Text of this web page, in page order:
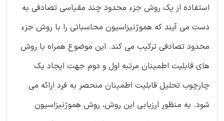
استفاده از یک روش جزء محدود چند مقیاسی تصادفی به
دست می آیند که هموژنیزاسیون محاسباتی را با روش جزء
محدود تصادفی ترکیب می کند. این موضوع همراه با روش
های قابلیت اطمینان مرتبه اول و دوم جهت ایجاد یک
چارچوب تحلیل قابلیت اطمینان منحصر به فرد ارائه می
شود. به منظور ارزیابی این روش، روش هموژنیزاسیون